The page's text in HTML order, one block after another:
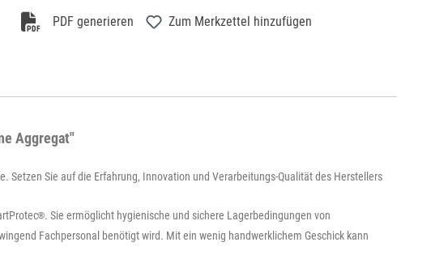
PDF generieren Zum Merkzettel hinzufügen
Aggregat"
Sie auf die Erfahrung, Innovation und Verarbeitungs-Qualität des Herstellers
®. Sie ermöglicht hygienische und sichere Lagerbedingungen von
Fachpersonal benötigt wird. Mit ein wenig handwerklichem Geschick kann